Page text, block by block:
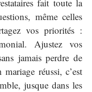
fait toute la
même celles
vos priorités :
Ajustez vos
jamais perdre de
réussi, c’est
jusque dans les